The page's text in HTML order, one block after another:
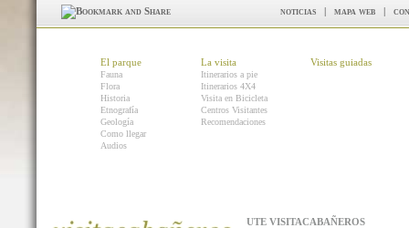
noticias | mapa web |
El parque
Fauna
Flora
Historia
Etnografía
Geología
Como llegar
Audios
La visita
Itinerarios a pie
Itinerarios 4X4
Visita en Bicicleta
Centros Visitantes
Recomendaciones
Visitas guiadas
UTE VISITACABAÑEROS